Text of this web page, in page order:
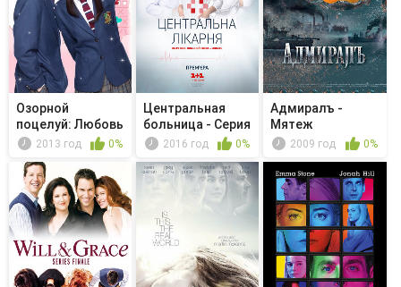
Озорной
поцелуй: Любовь
в Токио - Unm...
2013 год 0%
Центральная
больница - Серия
46 2016 год 0%
Адмиралъ -
Мятеж
2009 год 0%